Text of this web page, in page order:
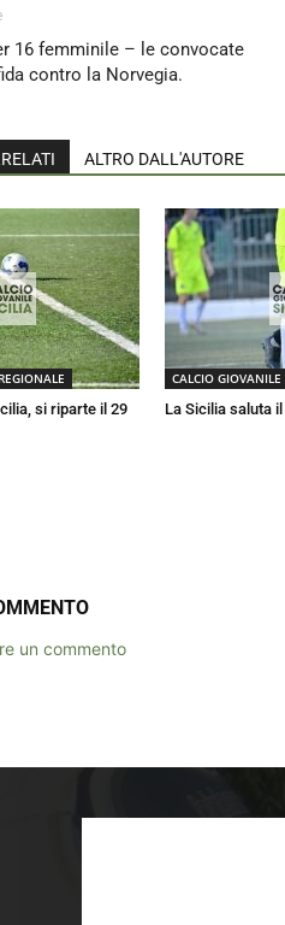
16 femminile – le convocate
contro la Norvegia.
ALTRO DALL'AUTORE
si riparte il 29
CALCIO GIOVANILE
La Sicilia saluta
un commento